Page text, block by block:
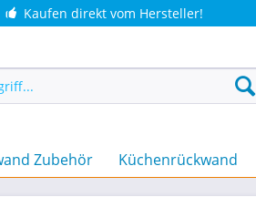
Kaufen direkt vom Hersteller!
Zubehör Küchenrückwand